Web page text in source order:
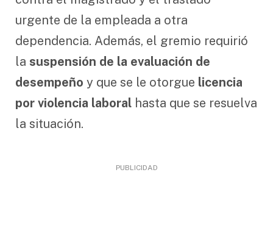
urgente de la empleada a otra
dependencia. Además, el gremio requirió
la suspensión de la evaluación de
desempeño y que se le otorgue licencia
por violencia laboral hasta que se resuelva
la situación.
PUBLICIDAD